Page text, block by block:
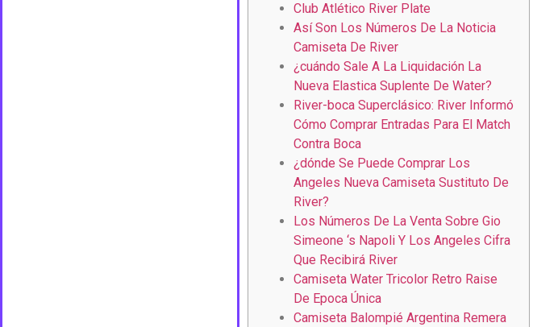
Club Atlético River Plate
Así Son Los Números De La Noticia
Camiseta De River
¿cuándo Sale A La Liquidación La
Nueva Elastica Suplente De Water?
River-boca Superclásico: River Informó
Cómo Comprar Entradas Para El Match
Contra Boca
¿dónde Se Puede Comprar Los
Angeles Nueva Camiseta Sustituto De
River?
Los Números De La Venta Sobre Gio
Simeone ‘s Napoli Y Los Angeles Cifra
Que Recibirá River
Camiseta Water Tricolor Retro Raise
De Epoca Única
Camiseta Balompié Argentina Remera